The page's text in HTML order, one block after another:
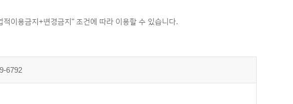
이용금지+변경금지" 조건에 따라 이용할 수 있습니다.
6792